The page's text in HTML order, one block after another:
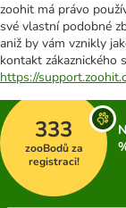
zoohit má právo
své vlastní podobné
aniž by vám vznikly
kontakt zákaznického
https://
333
zooBodů za
registraci!